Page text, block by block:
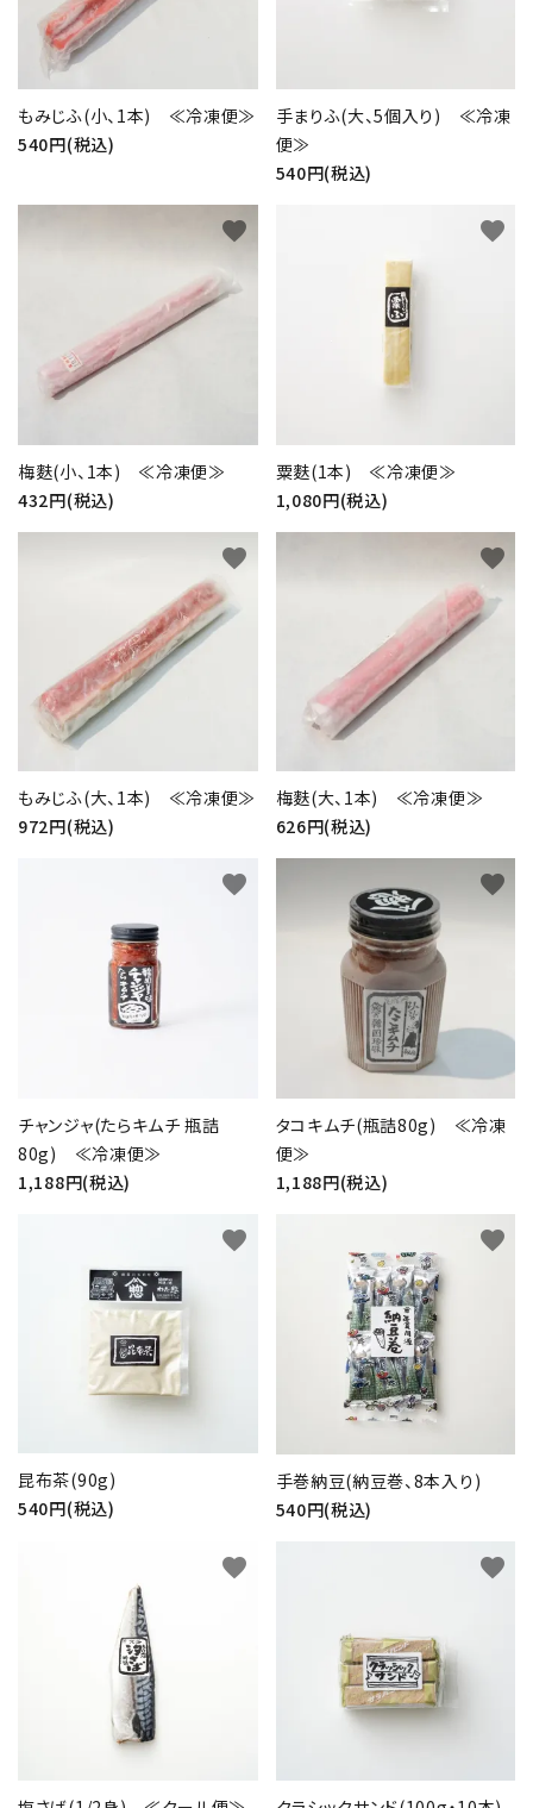
もみじふ(小、1本) ≪冷凍便≫
540円(税込)
手まりふ(大、5個入り) ≪冷凍
便≫
540円(税込)
梅麩(小、1本) ≪冷凍便≫
432円(税込)
favorite
粟麩(1本) ≪冷凍便≫
1,080円(税込)
favorite
もみじふ(大、1本) ≪冷凍便≫
972円(税込)
favorite
梅麩(大、1本) ≪冷凍便≫
626円(税込)
favorite
チャンジャ(たらキムチ 瓶詰
80g) ≪冷凍便≫
1,188円(税込)
favorite
タコキムチ(瓶詰80g) ≪冷凍
便≫
1,188円(税込)
favorite
昆布茶(90g)
540円(税込)
favorite
手巻納豆(納豆巻、8本入り)
540円(税込)
favorite
favorite favorite
カテゴリー
検索する